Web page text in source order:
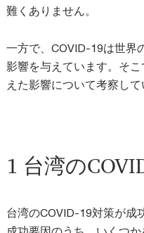
難くありません。
一方で、COVID-19は世界
影響を与えています。そ
えた影響について考察して
1 台湾の
台湾のCOVID-19対策が成